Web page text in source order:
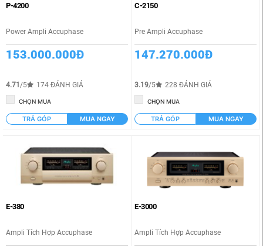
P-4200
Power Ampli Accuphase
153.000.000Đ
4.71/5 174 ĐÁNH GIÁ
CHỌN MUA
TRẢ GÓP MUA NGAY
C-2150
Pre Ampli Accuphase
147.270.000Đ
3.19/5 228 ĐÁNH GIÁ
CHỌN MUA
TRẢ GÓP MUA NGAY
E-380
Ampli Tích Hợp Accuphase
E-3000
Ampli Tích Hợp Accuphase